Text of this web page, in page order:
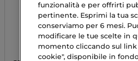
funzionalità e per offrirti
pertinente. Esprimi la tua
conserviamo per 6 mesi.
modificare le tue scelte in
momento cliccando sul
cookie", disponibile in